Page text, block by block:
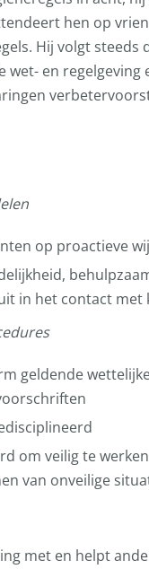
hen op
Hij volgt steeds
wet- en regelgeving
op proactieve
in het contact met
geldende
om veilig te
van onveilige
met en helpt